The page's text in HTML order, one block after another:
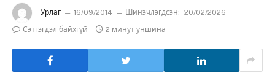
Урлаг 16/09/2014 Шинэчлэгдсэн: 20/02/2026
Сэтгэгдэл байхгүй
2 минут уншина